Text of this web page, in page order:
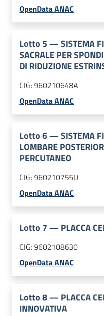
OpenData ANAC
Lotto 5—SISTEMA
SACRALE PER
DI RIDUZIONE
CIG:960210648A
OpenData ANAC
Lotto6—SISTEMA
LOMBARE
PERCUTANEO
CIG:960210755D
OpenData ANAC
Lotto 7 — PLACCA
CIG:9602108630
OpenData ANAC
Lotto8— PLACCA
INNOVATIVA